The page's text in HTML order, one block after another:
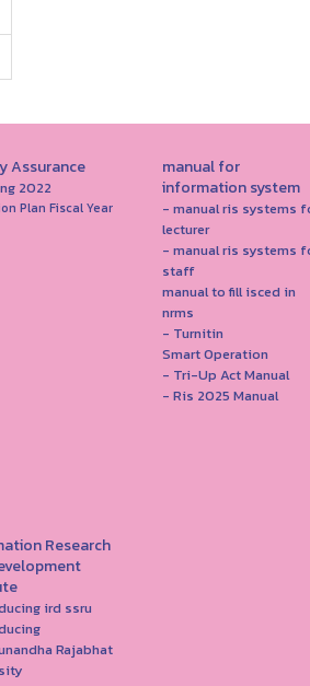
Assurance
2022
Plan Fiscal Year
manual for
information system
- manual ris systems
lecturer
- manual ris systems
staff
manual to fill isced in
nrms
- Turnitin
Smart Operation
- Tri-Up Act Manual
- Ris 2025 Manual
Research
ird ssru
Rajabhat